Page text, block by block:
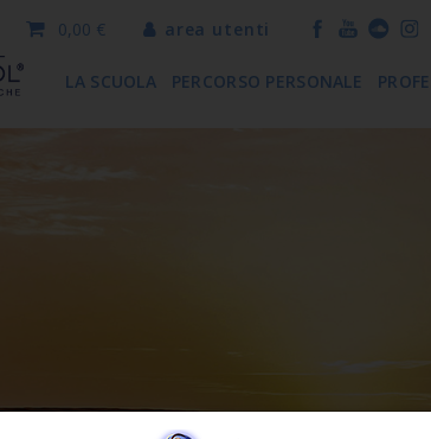
area utenti
0,00 €
LA SCUOLA PERCORSO PERSONALE